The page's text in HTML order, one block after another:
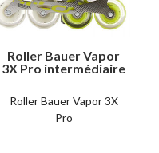
Roller Bauer Vapor
3X Pro intermédiaire
Roller Bauer Vapor 3X
Pro